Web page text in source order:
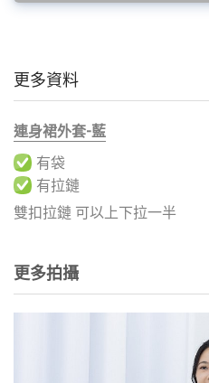
更多資料
連身裙外套-藍
有袋
有拉鏈
雙扣拉鏈 可以上下拉一半
更多拍攝